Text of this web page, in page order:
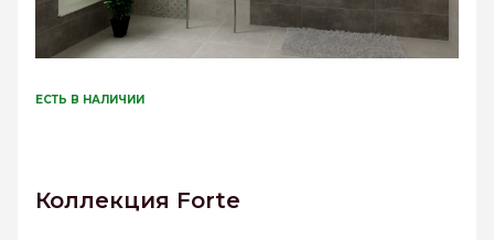
ЕСТЬ В НАЛИЧИИ
Коллекция Forte